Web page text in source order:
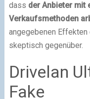
dass der Anbieter mit
Verkaufsmethoden
angegebenen
skeptisch gegenüber.
Drivelan
Fake